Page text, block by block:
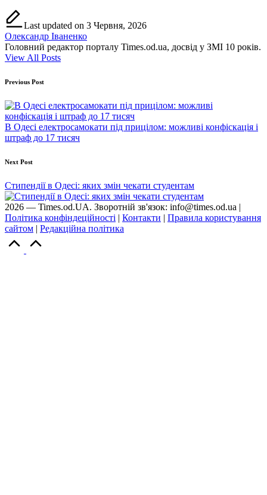
Last updated on 3 Червня, 2026
Олександр Іваненко
Головний редактор порталу Times.od.ua, досвід у ЗМІ 10 років.
View All Posts
Post
navigation
Previous Post
В Одесі електросамокати під прицілом: можливі конфіскація і
штраф до 17 тисяч
Next Post
Стипендії в Одесі: яких змін чекати студентам
2026 — Times.od.UA. Зворотній зв'язок: info@times.od.ua |
Політика конфіндеційності | Контакти | Правила користування
сайтом | Редакційна політика